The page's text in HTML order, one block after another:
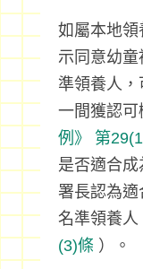
如屬本地領
示同意幼
準領養人
一間獲認可
例》
第
是否適合
署長認為
名準領養人
(3)條 ）。